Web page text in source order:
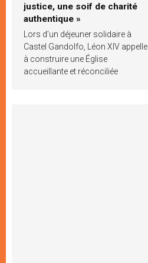
justice, une soif de charité
authentique »
Lors d’un déjeuner solidaire à
Castel Gandolfo, Léon XIV appelle
à construire une Église
accueillante et réconciliée